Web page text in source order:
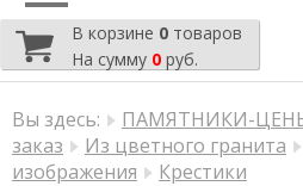
В корзине 0 товаров
На сумму 0 руб.
Вы здесь: ПАМЯТНИКИ-
заказ
Из цветного гранита
изображения
Крестики